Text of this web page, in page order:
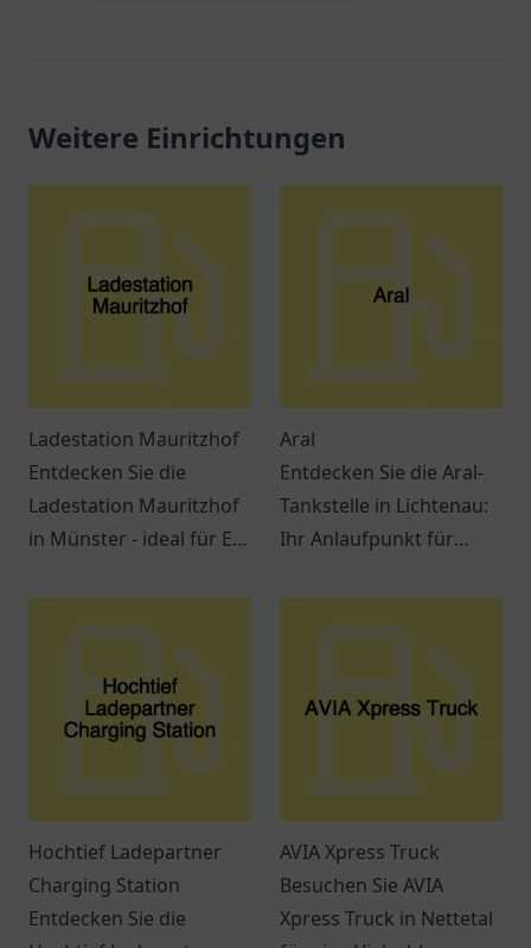
Weitere Einrichtungen
Ladestation Mauritzhof
Entdecken Sie die
Ladestation Mauritzhof
in Münster - ideal für E-
Annehmlichkeiten in der
Aral
Entdecken Sie die Aral-
Tankstelle in Lichtenau:
Ihr Anlaufpunkt für
Ein Ort für
Hochtief Ladepartner
Charging Station
Entdecken Sie die
AVIA Xpress Truck
Besuchen Sie AVIA
Xpress Truck in Nettetal